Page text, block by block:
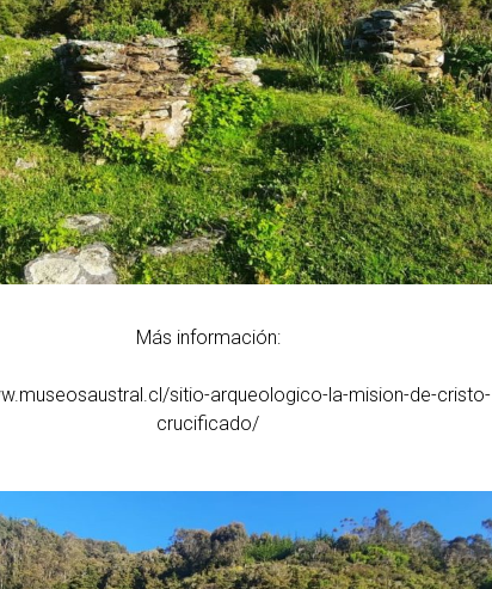
Más información:
sitio-arqueologico-la-mision-de-cristo-
crucificado/